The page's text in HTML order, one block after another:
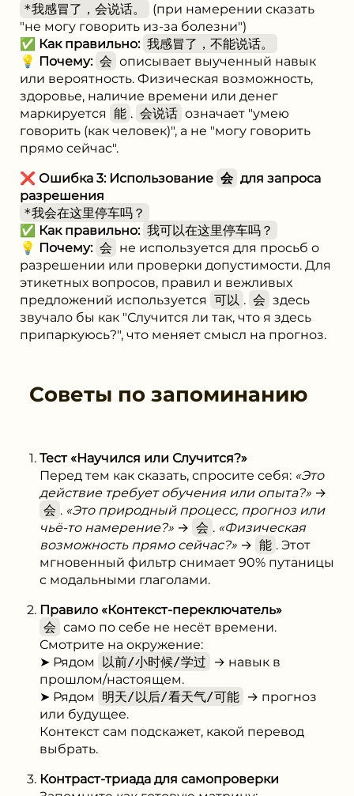
*我感冒了，会说话。
(при намерении сказать
"не могу говорить из-за болезни")
✅ Как правильно: 我感冒了，不能说话。
💡 Почему: 会 описывает выученный навык
или вероятность. Физическая возможность,
здоровье, наличие времени или денег
маркируется 能 . 会说话 означает "умею
говорить (как человек)", а не "могу говорить
прямо сейчас".
❌ Ошибка 3: Использование 会 для запроса
разрешения
*我会在这里停车吗？
✅ Как правильно: 我可以在这里停车吗？
💡 Почему: 会 не используется для просьб о
разрешении или проверки допустимости. Для
этикетных вопросов, правил и вежливых
предложений используется 可以 . 会 здесь
звучало бы как "Случится ли так, что я здесь
припаркуюсь?", что меняет смысл на прогноз.
Советы по запоминанию
Тест «Научился или Случится?»
Перед тем как сказать, спросите себя: «Это
действие требует обучения или опыта?» →
会 . «Это природный процесс, прогноз или
чьё-то намерение?» → 会 . «Физическая
возможность прямо сейчас?» → 能 . Этот
мгновенный фильтр снимает 90% путаницы
с модальными глаголами.
Правило «Контекст-переключатель»
会 само по себе не несёт времени.
Смотрите на окружение:
➤ Рядом
以前/小时候/学过
→ навык в
прошлом/настоящем.
➤ Рядом
明天/以后/看天气/可能 → прогноз
или будущее.
Контекст сам подскажет, какой перевод
выбрать.
Контраст-триада для самопроверки